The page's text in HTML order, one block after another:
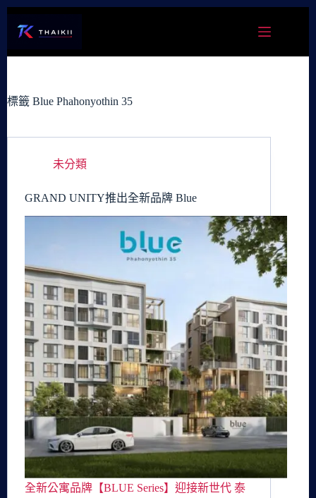
容
標籤 Blue Phahonyothin 35
未分類
GRAND UNITY推出全新品牌 Blue
全新公寓品牌【BLUE Series】迎接新世代 泰